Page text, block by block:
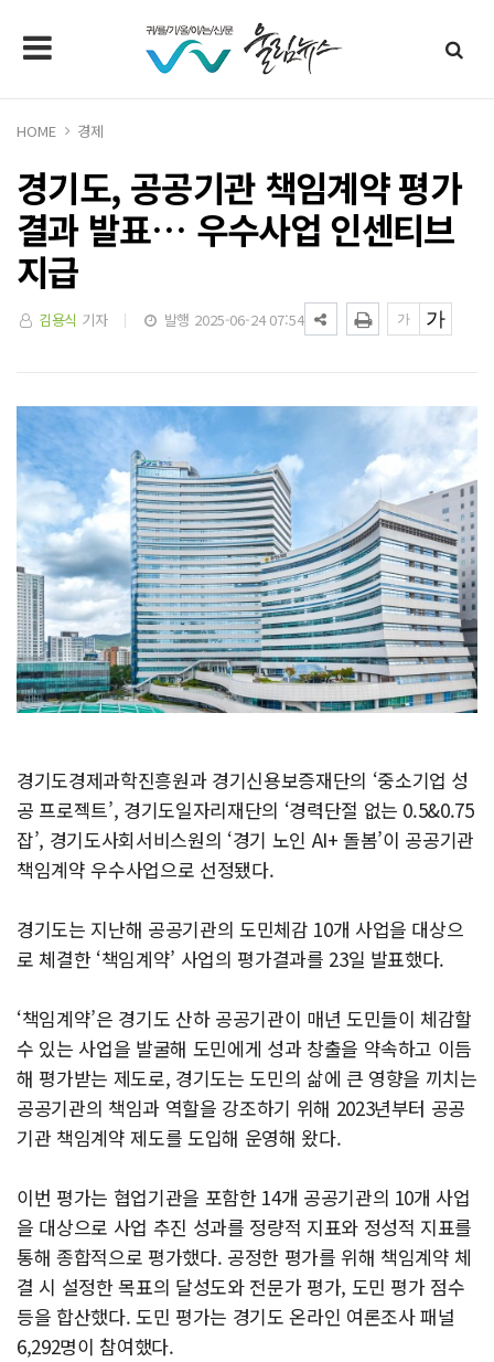
HOME 경제
경기도, 공공기관 책임계약 평가
결과 발표… 우수사업 인센티브
지급
김용식 기자 발행 2025-06-24 07:54
경기도경제과학진흥원과 경기신용보증재단의 ‘중소기업 성
공 프로젝트’, 경기도일자리재단의 ‘경력단절 없는 0.5&0.75
잡’, 경기도사회서비스원의 ‘경기 노인 AI+ 돌봄’이 공공기관
책임계약 우수사업으로 선정됐다.
경기도는 지난해 공공기관의 도민체감 10개 사업을 대상으
로 체결한 ‘책임계약’ 사업의 평가결과를 23일 발표했다.
‘책임계약’은 경기도 산하 공공기관이 매년 도민들이 체감할
수 있는 사업을 발굴해 도민에게 성과 창출을 약속하고 이듬
해 평가받는 제도로, 경기도는 도민의 삶에 큰 영향을 끼치는
공공기관의 책임과 역할을 강조하기 위해 2023년부터 공공
기관 책임계약 제도를 도입해 운영해 왔다.
이번 평가는 협업기관을 포함한 14개 공공기관의 10개 사업
을 대상으로 사업 추진 성과를 정량적 지표와 정성적 지표를
통해 종합적으로 평가했다. 공정한 평가를 위해 책임계약 체
결 시 설정한 목표의 달성도와 전문가 평가, 도민 평가 점수
등을 합산했다. 도민 평가는 경기도 온라인 여론조사 패널
6,292명이 참여했다.